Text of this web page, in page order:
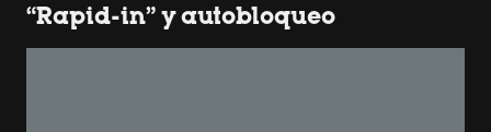
“Rapid-in” y autobloqueo